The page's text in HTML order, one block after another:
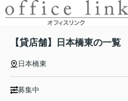
【貸店舗】日本橋東の一覧
日本橋東
募集中